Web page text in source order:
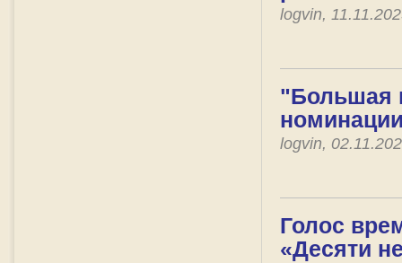
logvin,
"Большая
logvin,
Голос
«Десяти